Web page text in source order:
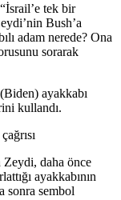
tek bir
Bush’a
adam nerede? Ona
sorarak
ayakkabı
kullandı.
Zeydi, daha önce
ayakkabının
sonra sembol